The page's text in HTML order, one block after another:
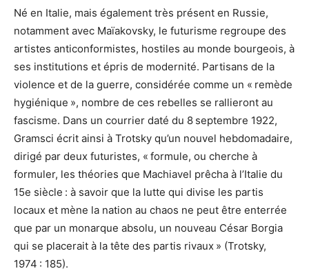
Né en Italie, mais également très présent en Russie,
notamment avec Maïakovsky, le futurisme regroupe des
artistes anticonformistes, hostiles au monde bourgeois, à
ses institutions et épris de modernité. Partisans de la
violence et de la guerre, considérée comme un « remède
hygiénique », nombre de ces rebelles se rallieront au
fascisme. Dans un courrier daté du 8 septembre 1922,
Gramsci écrit ainsi à Trotsky qu’un nouvel hebdomadaire,
dirigé par deux futuristes, « formule, ou cherche à
formuler, les théories que Machiavel prêcha à l’Italie du
15e siècle : à savoir que la lutte qui divise les partis
locaux et mène la nation au chaos ne peut être enterrée
que par un monarque absolu, un nouveau César Borgia
qui se placerait à la tête des partis rivaux » (Trotsky,
1974 : 185).